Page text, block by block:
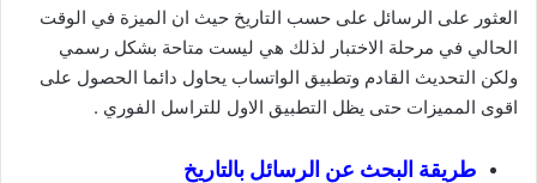
العثور على الرسائل على حسب التاريخ حيث ان الميزة في الوقت
الحالي في مرحلة الاختبار لذلك هي ليست متاحة بشكل رسمي
ولكن التحديث القادم وتطبيق الواتساب يحاول دائما الحصول على
اقوى المميزات حتى يظل التطبيق الاول للتراسل الفوري .
طريقة البحث عن الرسائل بالتاريخ